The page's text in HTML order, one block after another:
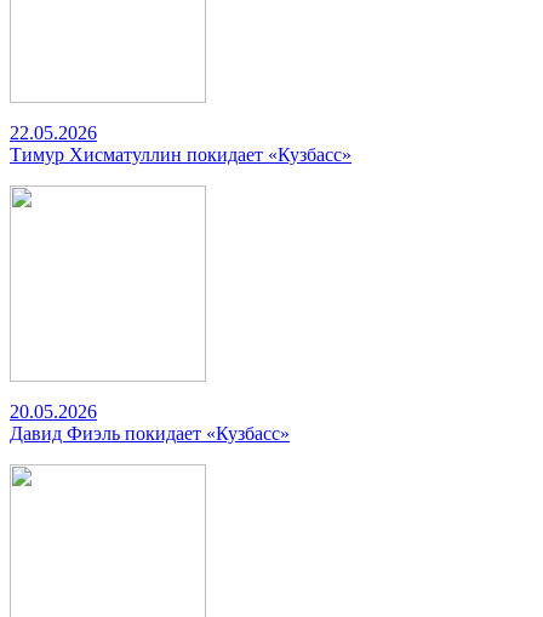
22.05.2026
Тимур Хисматуллин покидает «Кузбасс»
20.05.2026
Давид Фиэль покидает «Кузбасс»